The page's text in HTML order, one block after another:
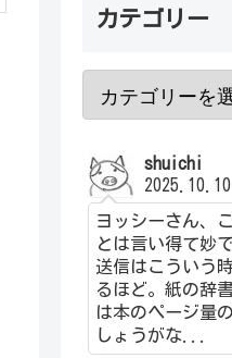
カテゴリー
shuichi
2025.10.10
ヨッシーさん、
とは言い得て妙
送信はこういう
るほど。紙の辞
は本のページ量
しょうがな...